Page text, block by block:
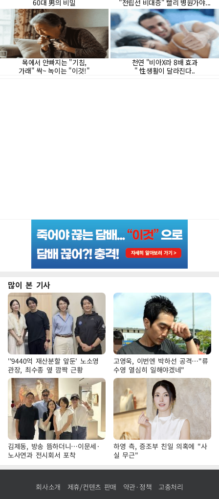
많이 본 기사
''9440억 재산분할 앞둔' 노소영
관장, 최수종 옆 깜짝 근황
고영욱, 이번엔 박하선 공격…"류
수영 열심히 일해야겠네"
김제동, 방송 뜸하더니…이문세·
노사연과 전시회서 포착
하영 측, 증조부 친일 의혹에 "사
실 무근"
회사소개 제휴/컨텐츠 판매 약관·정책 고충처리